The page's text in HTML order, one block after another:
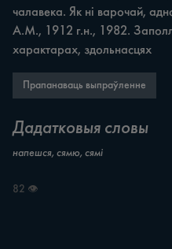
чалавека. Як ні варочай,
А.М., 1912 г.н., 1982.
характарах, здольнасцях
Прапанаваць выпраўленне
Дадатковыя словы
напешся, сямю, сямі
82 👁